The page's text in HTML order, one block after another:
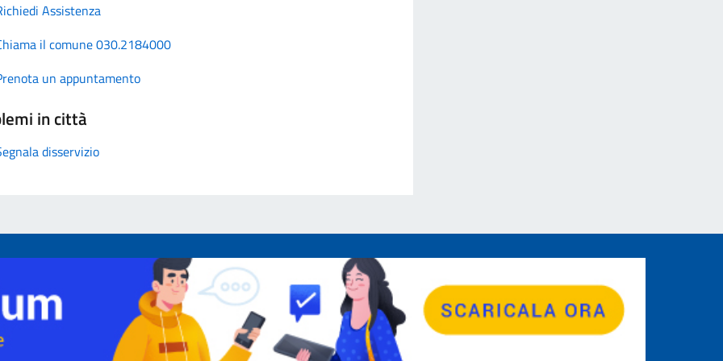
Assistenza
il comune 030.2184000
un appuntamento
in città
disservizio